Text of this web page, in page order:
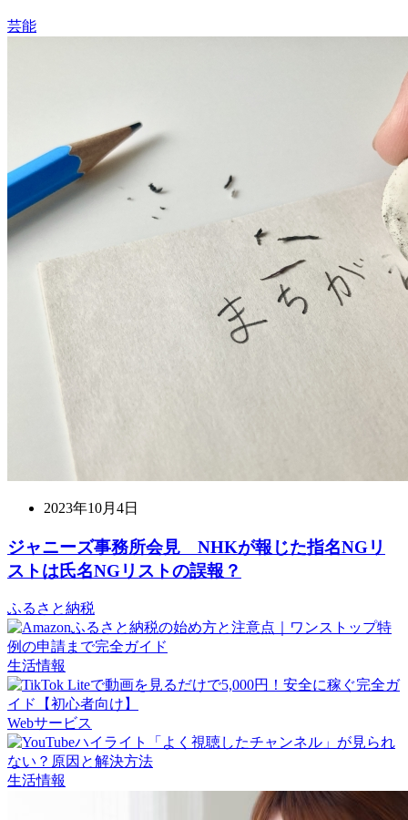
芸能
2023年10月4日
ジャニーズ事務所会見 NHKが報じた指名NGリ
ストは氏名NGリストの誤報？
ふるさと納税
生活情報
Webサービス
生活情報